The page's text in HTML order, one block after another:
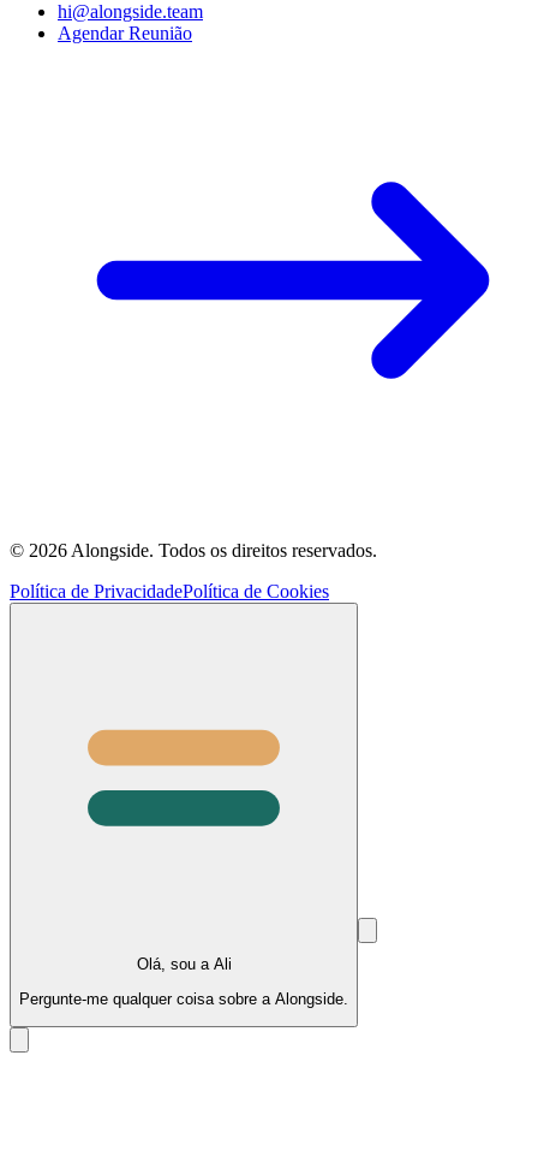
hi@alongside.team
Agendar Reunião
© 2026 Alongside. Todos os direitos reservados.
Política de PrivacidadePolítica de Cookies
Olá, sou a Ali
Pergunte-me qualquer coisa sobre a Alongside.